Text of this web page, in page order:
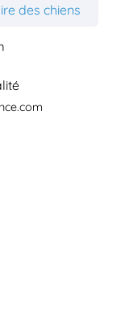
des chiens